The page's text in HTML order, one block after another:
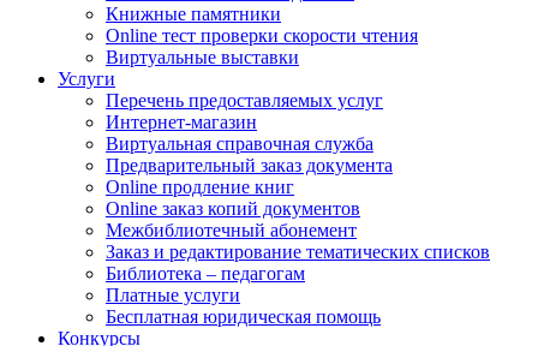
Книжные памятники
Online тест проверки скорости чтения
Виртуальные выставки
Услуги
Перечень предоставляемых услуг
Интернет-магазин
Виртуальная справочная служба
Предварительный заказ документа
Online продление книг
Online заказ копий документов
Межбиблиотечный абонемент
Заказ и редактирование тематических списков
Библиотека – педагогам
Платные услуги
Бесплатная юридическая помощь
Конкурсы